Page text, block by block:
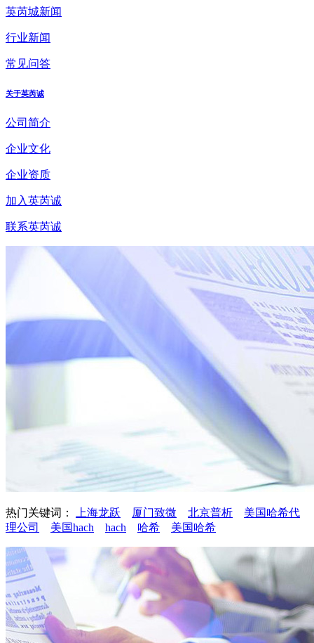
英芮城新闻
行业新闻
常见问答
关于英芮诚
公司简介
企业文化
企业资质
加入英芮诚
联系英芮诚
热门关键词： 上海龙跃 厦门致微 北京普析
美国哈希代
理公司
美国hach hach 哈希 美国哈希